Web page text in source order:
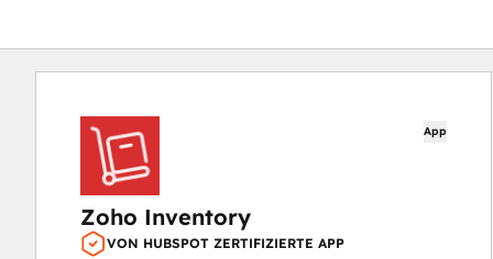
App
Zoho Inventory
VON HUBSPOT ZERTIFIZIERTE APP